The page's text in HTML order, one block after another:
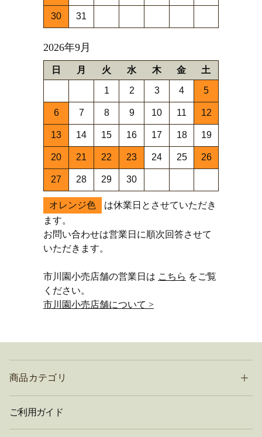
30 31
2026年9月
日 月 火 水 木 金 土
1 2 3 4 5
6 7 8 9 10 11 12
13 14 15 16 17 18 19
20 21 22 23 24 25 26
27 28 29 30
オレンジ色
は休業日とさせていただき
ます。
お問い合わせは営業日に順次回答させて
いただきます。
市川園小売店舗の営業日は こちら をご覧
ください。
市川園小売店舗について >
商品カテゴリ
ご利用ガイド